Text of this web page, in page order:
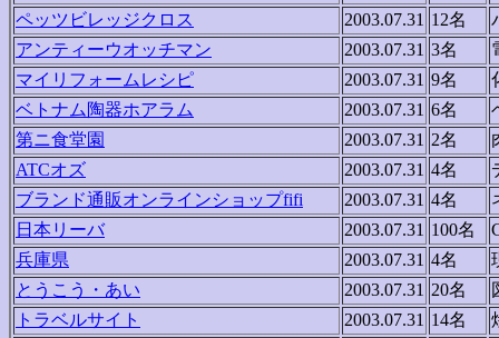
ペッツビレッジクロス
2003.07.31 12名
アンティーウオッチマン
2003.07.31 3名
マイリフォームレシピ
2003.07.31 9名
ベトナム陶器ホアラム
2003.07.31 6名
第ニ食堂園
2003.07.31 2名
ATCオズ
2003.07.31 4名
ブランド通販オンラインショップfifi
2003.07.31 4名
日本リーバ
2003.07.31 100名
兵庫県
2003.07.31 4名
とうこう・あい
2003.07.31 20名
トラベルサイト
2003.07.31 14名